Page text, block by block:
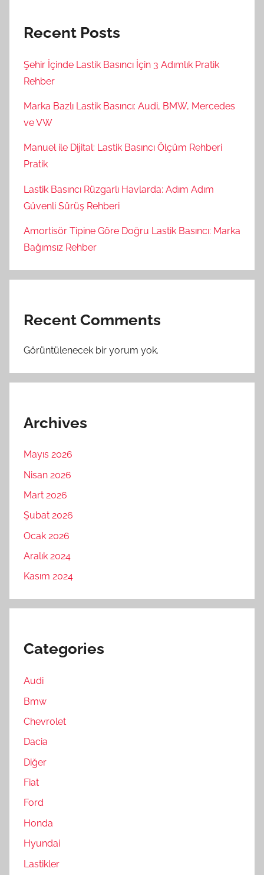
Recent Posts
Şehir İçinde Lastik Basıncı İçin 3 Adımlık Pratik
Rehber
Marka Bazlı Lastik Basıncı: Audi, BMW, Mercedes
ve VW
Manuel ile Dijital: Lastik Basıncı Ölçüm Rehberi
Pratik
Lastik Basıncı Rüzgarlı Havlarda: Adım Adım
Güvenli Sürüş Rehberi
Amortisör Tipine Göre Doğru Lastik Basıncı: Marka
Bağımsız Rehber
Recent Comments
Görüntülenecek bir yorum yok.
Archives
Mayıs 2026
Nisan 2026
Mart 2026
Şubat 2026
Ocak 2026
Aralık 2024
Kasım 2024
Categories
Audi
Bmw
Chevrolet
Dacia
Diğer
Fiat
Ford
Honda
Hyundai
Lastikler